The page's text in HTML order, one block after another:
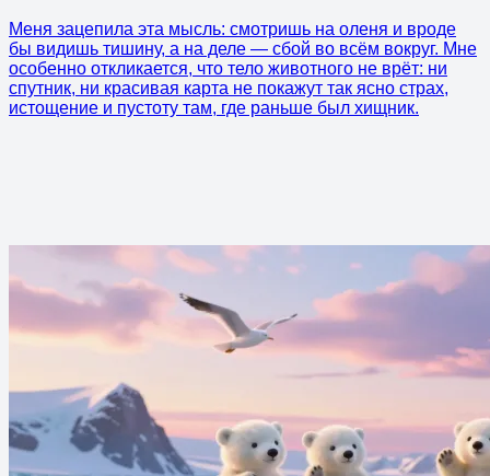
Меня зацепила эта мысль: смотришь на оленя и вроде
бы видишь тишину, а на деле — сбой во всём вокруг. Мне
особенно откликается, что тело животного не врёт: ни
спутник, ни красивая карта не покажут так ясно страх,
истощение и пустоту там, где раньше был хищник.